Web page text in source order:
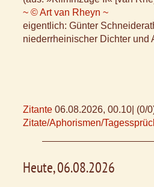
~ © Art van Rheyn ~
eigentlich: Günter
niederrheinischer Dichter und
Zitante 06.08.2026, 00.10 (0/
Zitate/Aphorismen/
Heute, 06.08.2026